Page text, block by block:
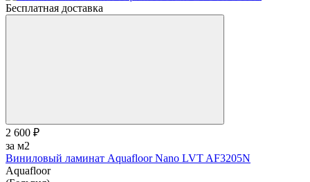
Бесплатная доставка
2 600 ₽
за м2
Виниловый ламинат Aquafloor Nano LVT AF3205N
Aquafloor